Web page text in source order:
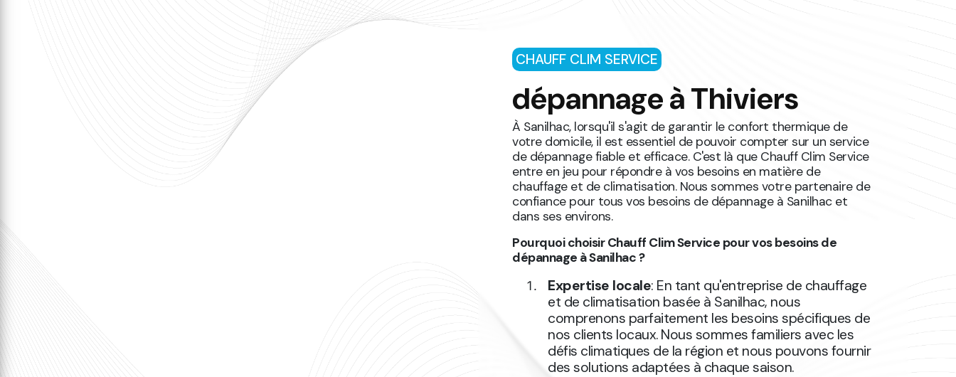
CHAUFF CLIM SERVICE
dépannage à Thiviers
À Sanilhac, lorsqu'il s'agit de garantir le confort thermique de
votre domicile, il est essentiel de pouvoir compter sur un service
de dépannage fiable et efficace. C'est là que Chauff Clim Service
entre en jeu pour répondre à vos besoins en matière de
chauffage et de climatisation. Nous sommes votre partenaire de
confiance pour tous vos besoins de dépannage à Sanilhac et
dans ses environs.
Pourquoi choisir Chauff Clim Service pour vos besoins de
dépannage à Sanilhac ?
Expertise locale: En tant qu'entreprise de chauffage
et de climatisation basée à Sanilhac, nous
comprenons parfaitement les besoins spécifiques de
nos clients locaux. Nous sommes familiers avec les
défis climatiques de la région et nous pouvons fournir
des solutions adaptées à chaque saison.